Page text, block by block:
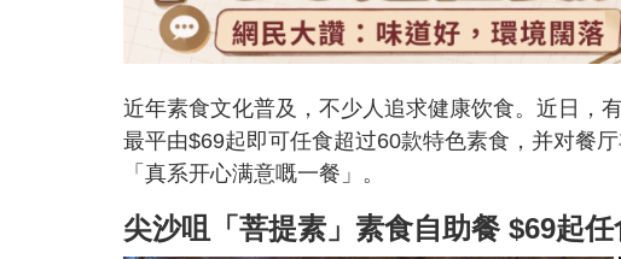
近年素食文化普及，不少人追求健康饮食。近日，
最平由$69起即可任食超过60款特色素食，并对餐
「真系开心满意嘅一餐」。
尖沙咀「菩提素」素食自助餐 $69起